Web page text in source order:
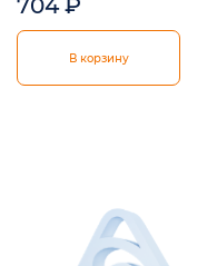
704₽
В корзину